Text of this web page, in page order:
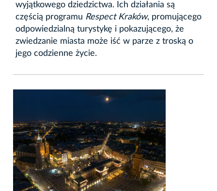
wyjątkowego dziedzictwa. Ich działania są
częścią programu Respect Kraków, promującego
odpowiedzialną turystykę i pokazującego, że
zwiedzanie miasta może iść w parze z troską o
jego codzienne życie.